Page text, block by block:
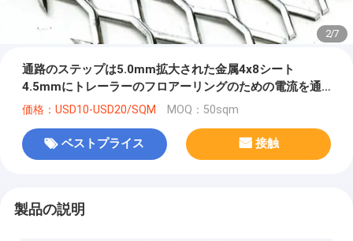
2/7
通路のステップは5.0mm拡大された金属4x8シート
4.5mmにトレーラーのフロアーリングのための電流を通
した
価格：USD10-USD20/SQM MOQ：50sqm
ベストプライス 接触
製品の説明